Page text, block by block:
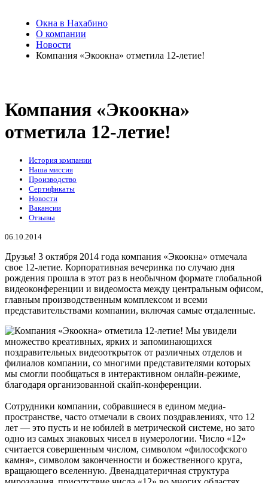
Окна в Нахабино
О компании
Новости
Компания «Экоокна» отметила 12-летие!
Компания «Экоокна»
отметила 12-летие!
История компании
Наша миссия
Производство
Сертификаты
Новости
Вакансии
Отзывы
06.10.2014
Друзья! 3 октября 2014 года компания «Экоокна» отмечала
свое 12-летие. Корпоративная вечеринка по случаю дня
рождения прошла в этот раз в необычном формате глобальной
видеоконференции и видеомоста между центральным офисом,
главным производственным комплексом и всеми
представительствами компании, включая самые отдаленные.
Мы увидели
множество креативных, ярких и запоминающихся
поздравительных видеооткрыток от различных отделов и
филиалов компании, со многими представителями которых
мы смогли пообщаться в интерактивном онлайн-режиме,
благодаря организованной скайп-конференции.
Сотрудники компании, собравшиеся в едином медиа-
пространстве, часто отмечали в своих поздравлениях, что 12
лет — это пусть и не юбилей в метрической системе, но зато
одно из самых знаковых чисел в нумерологии. Число «12»
считается совершенным числом, символом «философского
камня», символом законченности и божественного круга,
вращающего вселенную. Двенадцатеричная структура